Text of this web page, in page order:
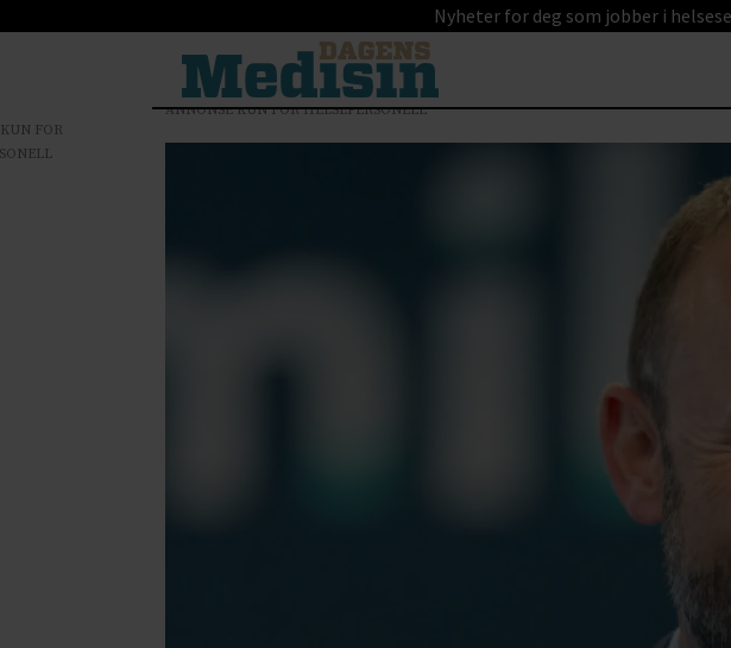
Nyheter for deg som jobber i
ANNONSE KUN FOR HELSEPERSONELL
FOR